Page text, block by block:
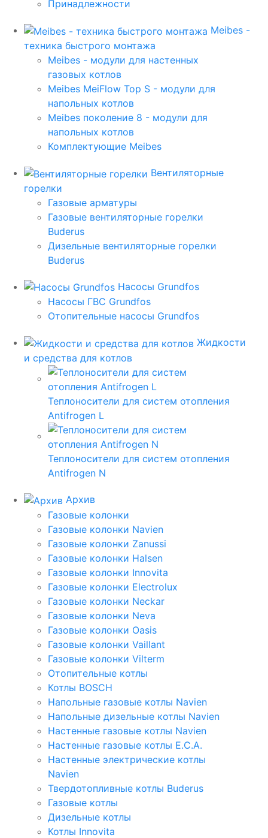
Принадлежности
Meibes -
техника быстрого монтажа
Meibes - модули для настенных
газовых котлов
Meibes MeiFlow Top S - модули для
напольных котлов
Meibes поколение 8 - модули для
напольных котлов
Комплектующие Meibes
Вентиляторные
горелки
Газовые арматуры
Газовые вентиляторные горелки
Buderus
Дизельные вентиляторные горелки
Buderus
Насосы Grundfos
Насосы ГВС Grundfos
Отопительные насосы Grundfos
Жидкости
и средства для котлов
Теплоносители для систем отопления
Antifrogen L
Теплоносители для систем отопления
Antifrogen N
Архив
Газовые колонки
Газовые колонки Navien
Газовые колонки Zanussi
Газовые колонки Halsen
Газовые колонки Innovita
Газовые колонки Electrolux
Газовые колонки Neckar
Газовые колонки Neva
Газовые колонки Oasis
Газовые колонки Vaillant
Газовые колонки Vilterm
Отопительные котлы
Котлы BOSCH
Напольные газовые котлы Navien
Напольные дизельные котлы Navien
Настенные газовые котлы Navien
Настенные газовые котлы E.C.A.
Настенные электрические котлы
Navien
Твердотопливные котлы Buderus
Газовые котлы
Дизельные котлы
Котлы Innovita